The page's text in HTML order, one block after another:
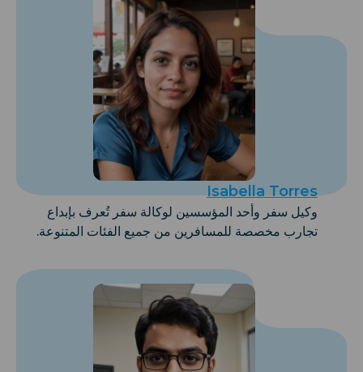
Isabella Torres
وكيل سفر وأحد المؤسسين لوكالة سفر تُعرف بإبداع
تجارب مخصصة للمسافرين من جميع الفئات المتنوعة.